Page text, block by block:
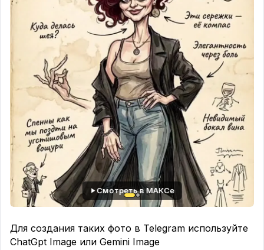
Смотреть в МАКСе
Для создания таких фото в Telegram используйте
ChatGpt Image или Gemini Image